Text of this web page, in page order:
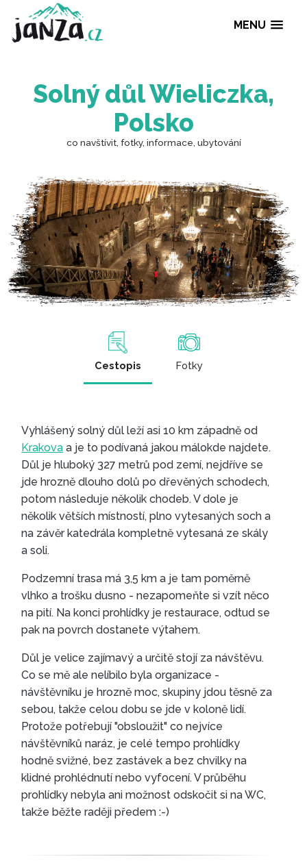
MENU
Solný důl
Polsko
Cestopis Fotky
Vyhlášený solný důl leží asi 10 km západně od
Krakova a je to podívaná jakou málokde najdete.
Důl je hluboký 327 metrů pod zemí, nejdříve se
jde hrozně dlouho dolů po dřevěných schodech,
potom následuje několik chodeb. V dole je
několik větších místností, plno vytesaných soch a
na závěr katedrála kompletně vytesaná ze skály
a soli.
Podzemní trasa má 3,5 km a je tam poměrně
vlhko a trošku dusno - nezapomeňte si vzít něco
na pití. Na konci prohlídky je restaurace, odtud se
pak na povrch dostanete výtahem.
Důl je velice zajímavý a určitě stojí za návštěvu.
Co se mě ale nelíbilo byla organizace -
návštěvníku je hrozně moc, skupiny jdou těsně za
sebou, takže celou dobu se jde v koloně lidí.
Protože potřebují "obsloužit" co nejvíce
návštěvníků naráz, je celé tempo prohlídky
hodně svižné, bez zastávek a bez chvilky na
klidné prohlédnutí nebo vyfocení. V průběhu
prohlídky nebyla ani možnost odskočit si na WC,
takže běžte raději předem :-)